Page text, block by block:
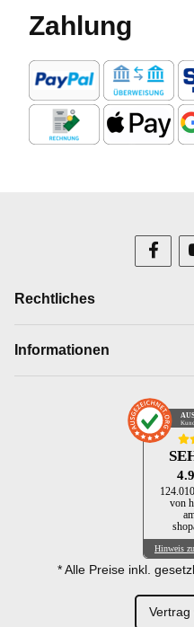
Zahlung
Rechtliches
Informationen
von
Hinweis
* Alle Preise inkl.
Vertrag